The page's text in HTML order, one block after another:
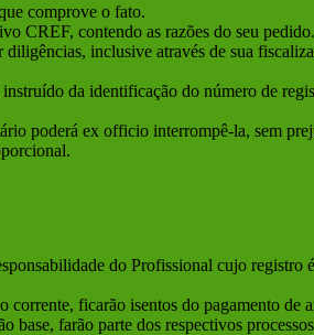
comprove o fato.
CREF, contendo as razões do seu pedido.
inclusive através de sua
da identificação do número de
poderá ex officio interrompê-la, sem
do Profissional cujo registro
ficarão isentos do pagamento de
farão parte dos respectivos